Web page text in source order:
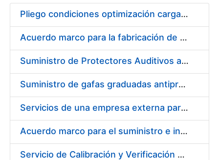
Pliego condiciones optimización cargas compras firmado
Acuerdo marco para la fabricación de piezas
Suministro de Protectores Auditivos a medida para las personas trabajadoras de los Centros de Trabajo de Madrid y Burgos
Suministro de gafas graduadas antiproyecciones para los trabajadores de la FNMT-RCM en los centros de trabajo de Madrid y Burgos
Servicios de una empresa externa para el asesoramiento y resolución de los recursos de alzada que se presentan relacionados con procesos de selección para la FNMT-RCM
Acuerdo marco para el suministro e instalación de persianas, estores y otros complementos
Servicio de Calibración y Verificación Externa de los Equipos de Medición del Servicio de Prevención de la FNMT-RCM